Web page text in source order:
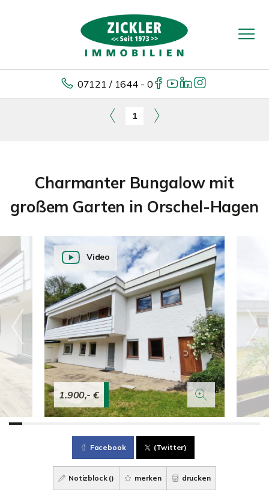
07121 / 1644 - 0
1
Charmanter Bungalow mit
großem Garten in Orschel-Hagen
1.900,- €
Video
Facebook (Twitter)
Notizblock () merken drucken